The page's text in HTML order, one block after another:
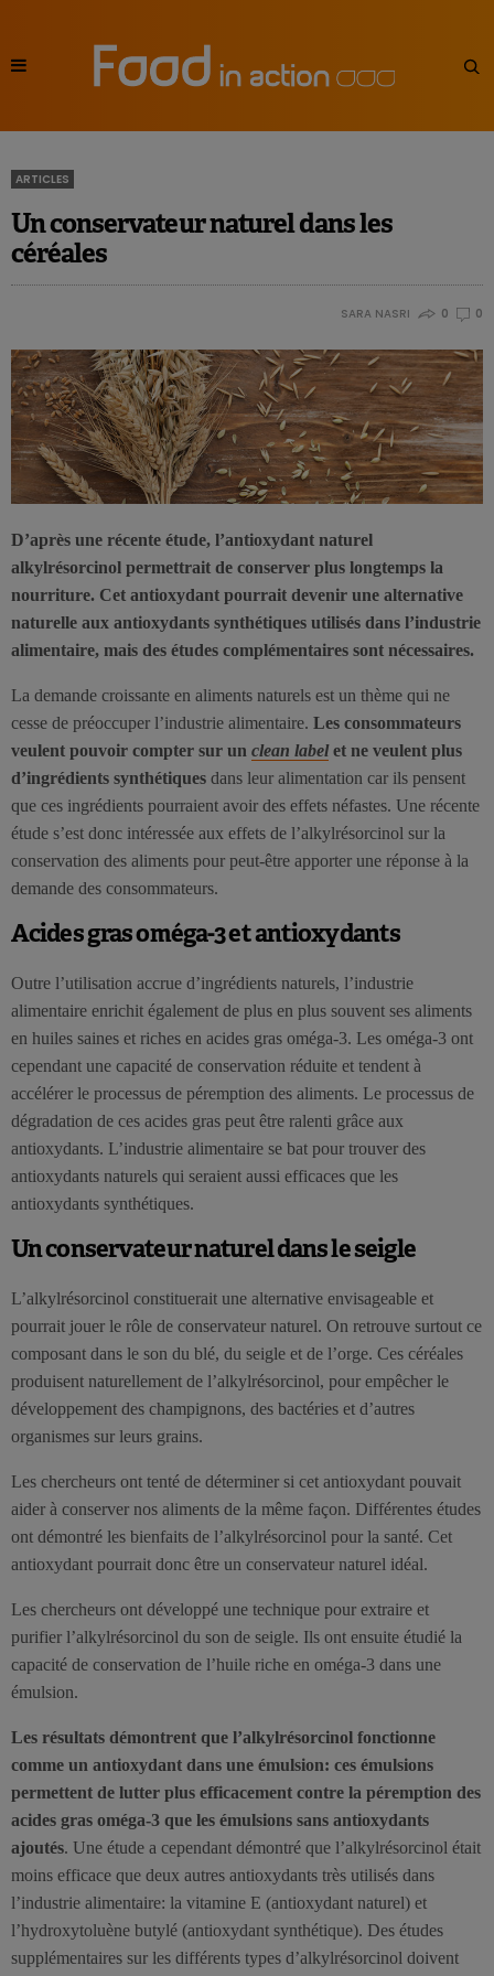
ARTICLES
Un conservateur naturel dans les
céréales
SARA NASRI 0 0
D’après une récente étude, l’antioxydant naturel
alkylrésorcinol permettrait de conserver plus longtemps la
nourriture. Cet antioxydant pourrait devenir une alternative
naturelle aux antioxydants synthétiques utilisés dans l’industrie
alimentaire, mais des études complémentaires sont nécessaires.
La demande croissante en aliments naturels est un thème qui ne
cesse de préoccuper l’industrie alimentaire. Les consommateurs
veulent pouvoir compter sur un clean labelet ne veulent plus
d’ingrédients synthétiques dans leur alimentation car ils pensent
que ces ingrédients pourraient avoir des effets néfastes. Une récente
étude s’est donc intéressée aux effets de l’alkylrésorcinol sur la
conservation des aliments pour peut-être apporter une réponse à la
demande des consommateurs.
Acides gras oméga-3 et antioxydants
Outre l’utilisation accrue d’ingrédients naturels, l’industrie
alimentaire enrichit également de plus en plus souvent ses aliments
en huiles saines et riches en acides gras oméga-3. Les oméga-3 ont
cependant une capacité de conservation réduite et tendent à
accélérer le processus de péremption des aliments. Le processus de
dégradation de ces acides gras peut être ralenti grâce aux
antioxydants. L’industrie alimentaire se bat pour trouver des
antioxydants naturels qui seraient aussi efficaces que les
antioxydants synthétiques.
Un conservateur naturel dans le seigle
L’alkylrésorcinol constituerait une alternative envisageable et
pourrait jouer le rôle de conservateur naturel. On retrouve surtout ce
composant dans le son du blé, du seigle et de l’orge. Ces céréales
produisent naturellement de l’alkylrésorcinol, pour empêcher le
développement des champignons, des bactéries et d’autres
organismes sur leurs grains.
Les chercheurs ont tenté de déterminer si cet antioxydant pouvait
aider à conserver nos aliments de la même façon. Différentes études
ont démontré les bienfaits de l’alkylrésorcinol pour la santé. Cet
antioxydant pourrait donc être un conservateur naturel idéal.
Les chercheurs ont développé une technique pour extraire et
purifier l’alkylrésorcinol du son de seigle. Ils ont ensuite étudié la
capacité de conservation de l’huile riche en oméga-3 dans une
émulsion.
Les résultats démontrent que l’alkylrésorcinol fonctionne
comme un antioxydant dans une émulsion: ces émulsions
permettent de lutter plus efficacement contre la péremption des
acides gras oméga-3 que les émulsions sans antioxydants
ajoutés. Une étude a cependant démontré que l’alkylrésorcinol était
moins efficace que deux autres antioxydants très utilisés dans
l’industrie alimentaire: la vitamine E (antioxydant naturel) et
l’hydroxytoluène butylé (antioxydant synthétique). Des études
supplémentaires sur les différents types d’alkylrésorcinol doivent